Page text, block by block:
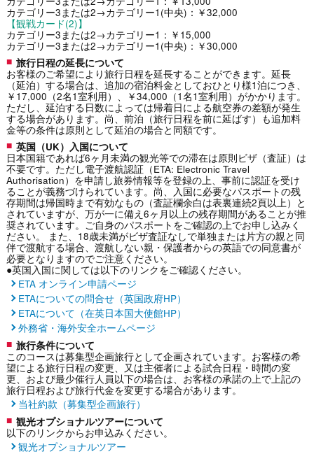
カテゴリー3または2→カテゴリー1(中央)：￥32,000
【観戦カード(2)】
カテゴリー3または2→カテゴリー1：￥15,000
カテゴリー3または2→カテゴリー1(中央)：￥30,000
旅行日程の延長について
お客様のご希望により旅行日程を延長することができます。延長
（延泊）する場合は、追加の宿泊料金としておひとり様1泊につき、
￥17,000（2名1室利用）、￥34,000（1名1室利用）がかかります。
ただし、延泊する日数によっては帰着日による航空券の差額が発生
する場合があります。尚、前泊（旅行日程を前に延ばす）も追加料
金等の条件は原則として延泊の場合と同額です。
英国（UK）入国について
日本国籍であれば6ヶ月未満の観光等での滞在は原則ビザ（査証）は
不要です。ただし電子渡航認証（ETA: Electronic Travel
Authorisation）を申請し旅券情報等を登録の上、事前に認証を受け
ることが義務づけられています。尚、入国に必要なパスポートの残
存期間は帰国時まで有効なもの（査証欄余白は表裏連続2頁以上）と
されていますが、万が一に備え6ヶ月以上の残存期間があることが推
奨されています。ご自身のパスポートをご確認の上でお申し込みく
ださい。 また、18歳未満がビザ査証なしで単独または片方の親と同
伴で渡航する場合、渡航しない親・保護者からの英語での同意書が
必要となりますのでご注意ください。
●英国入国に関しては以下のリンクをご確認ください。
ETA オンライン申請ページ
ETAについての問合せ（英国政府HP）
ETAについて（在英日本国大使館HP）
外務省・海外安全ホームページ
旅行条件について
このコースは募集型企画旅行として企画されています。お客様の希
望による旅行日程の変更、又は主催者による試合日程・時間の変
更、および最少催行人員以下の場合は、お客様の承諾の上で上記の
旅行日程および旅行代金を変更する場合があります。
当社約款（募集型企画旅行）
観光オプショナルツアーについて
以下のリンクからお申込みください。
観光オプショナルツアー